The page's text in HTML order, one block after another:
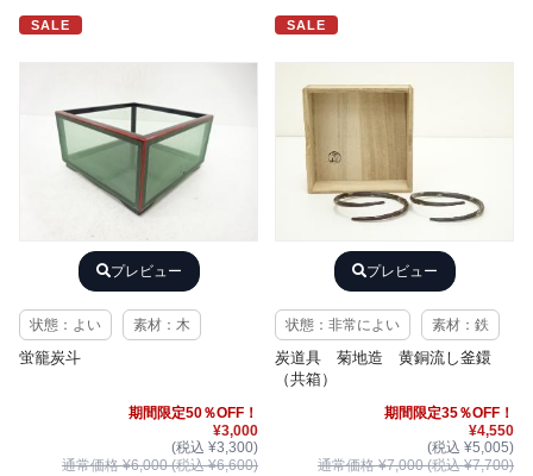
SALE
プレビュー
状態：よい 素材：木
蛍籠炭斗
期間限定50％OFF！
¥3,000
(税込 ¥3,300)
通常価格 ¥6,000 (税込 ¥6,600)
SALE
プレビュー
状態：非常によい 素材：鉄
炭道具 菊地造 黄銅流し釜鐶
（共箱）
期間限定35％OFF！
¥4,550
(税込 ¥5,005)
通常価格 ¥7,000 (税込 ¥7,700)